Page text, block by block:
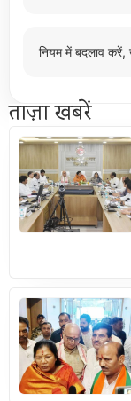
नियम में बदलाव करें,
ताज़ा खबरें